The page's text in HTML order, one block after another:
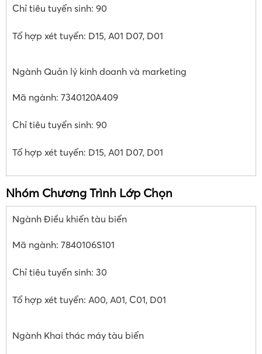
Chỉ tiêu tuyển sinh: 90
Tổ hợp xét tuyển: D15, A01 D07, D01
Ngành Quản lý kinh doanh và marketing
Mã ngành: 7340120A409
Chỉ tiêu tuyển sinh: 90
Tổ hợp xét tuyển: D15, A01 D07, D01
Nhóm Chương Trình Lớp Chọn
Ngành Điều khiển tàu biển
Mã ngành: 7840106S101
Chỉ tiêu tuyển sinh: 30
Tổ hợp xét tuyển: A00, A01, C01, D01
Ngành Khai thác máy tàu biển